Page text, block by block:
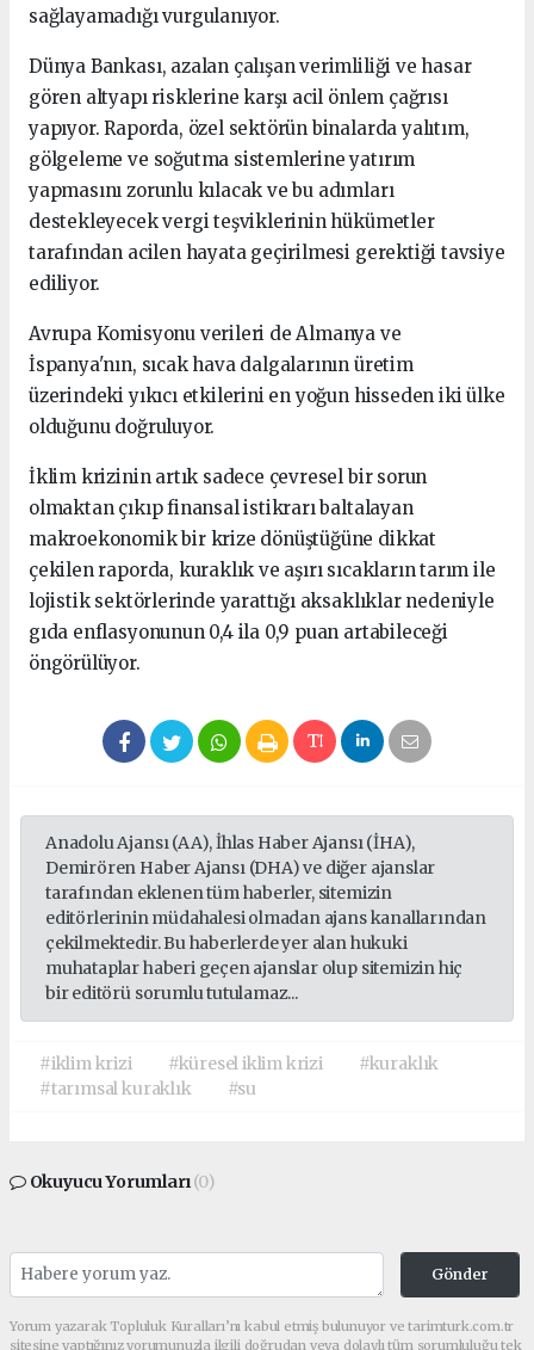
sağlayamadığı vurgulanıyor.
Dünya Bankası, azalan çalışan verimliliği ve hasar
gören altyapı risklerine karşı acil önlem çağrısı
yapıyor. Raporda, özel sektörün binalarda yalıtım,
gölgeleme ve soğutma sistemlerine yatırım
yapmasını zorunlu kılacak ve bu adımları
destekleyecek vergi teşviklerinin hükümetler
tarafından acilen hayata geçirilmesi gerektiği tavsiye
ediliyor.
Avrupa Komisyonu verileri de Almanya ve
İspanya'nın, sıcak hava dalgalarının üretim
üzerindeki yıkıcı etkilerini en yoğun hisseden iki ülke
olduğunu doğruluyor.
İklim krizinin artık sadece çevresel bir sorun
olmaktan çıkıp finansal istikrarı baltalayan
makroekonomik bir krize dönüştüğüne dikkat
çekilen raporda, kuraklık ve aşırı sıcakların tarım ile
lojistik sektörlerinde yarattığı aksaklıklar nedeniyle
gıda enflasyonunun 0,4 ila 0,9 puan artabileceği
öngörülüyor.
Anadolu Ajansı (AA), İhlas Haber Ajansı (İHA),
Demirören Haber Ajansı (DHA) ve diğer ajanslar
tarafından eklenen tüm haberler, sitemizin
editörlerinin müdahalesi olmadan ajans kanallarından
çekilmektedir. Bu haberlerde yer alan hukuki
muhataplar haberi geçen ajanslar olup sitemizin hiç
bir editörü sorumlu tutulamaz...
#iklim krizi #küresel iklim krizi
#kuraklık
#tarımsal kuraklık
#su
Okuyucu Yorumları(0)
Gönder
Yorum yazarak Topluluk Kuralları’nı kabul etmiş bulunuyor ve tarimturk.com.tr
sitesine yaptığınız yorumunuzla ilgili doğrudan veya dolaylı tüm sorumluluğu tek